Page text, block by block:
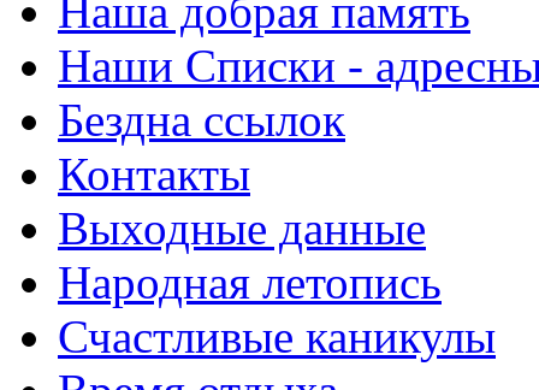
Наша добрая память
Наши Списки -
Бездна ссылок
Контакты
Выходные данные
Народная летопись
Счастливые каникулы